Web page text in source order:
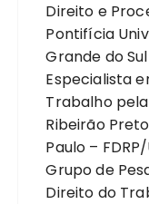
Direito e
Pontifícia
Grande do
Especialista
Trabalho
Ribeirão
Paulo –
Grupo de
Direito do